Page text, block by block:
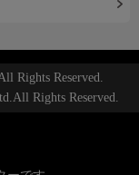
Rights Reserved.
Rights Reserved.